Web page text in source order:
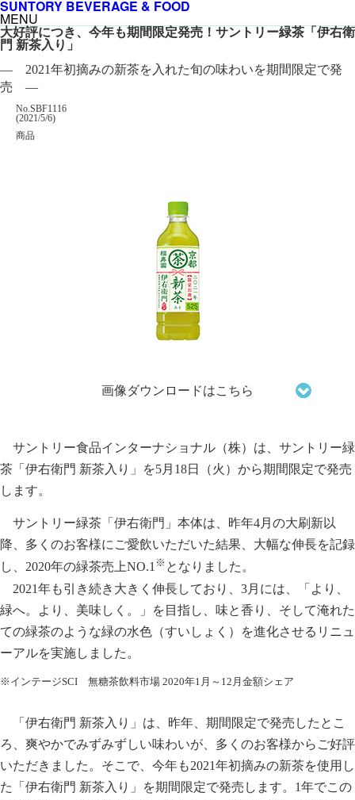
SUNTORY BEVERAGE & FOOD
MENU
大好評につき、今年も期間限定発売！サントリー緑茶「伊右衛
門 新茶入り」
― 2021年初摘みの新茶を入れた旬の味わいを期間限定で発
売 ―
掲載番号
No.SBF1116
掲載日
(2021/5/6)
カテゴリー
商品
画像ダウンロードはこちら
サントリー食品インターナショナル（株）は、サントリー緑
茶「伊右衛門 新茶入り」を5月18日（火）から期間限定で発売
します。
サントリー緑茶「伊右衛門」本体は、昨年4月の大刷新以
降、多くのお客様にご愛飲いただいた結果、大幅な伸長を記録
し、2020年の緑茶売上NO.1 ※ となりました。
2021年も引き続き大きく伸長しており、3月には、「より、
緑へ。より、美味しく。」を目指し、味と香り、そして淹れた
ての緑茶のような緑の水色（すいしょく）を進化させるリニュ
ーアルを実施しました。
※インテージSCI 無糖茶飲料市場 2020年1月～12月金額シェア
「伊右衛門 新茶入り」は、昨年、期間限定で発売したとこ
ろ、爽やかでみずみずしい味わいが、多くのお客様からご好評
いただきました。そこで、今年も2021年初摘みの新茶を使用し
た「伊右衛門 新茶入り」を期間限定で発売します。1年でこの